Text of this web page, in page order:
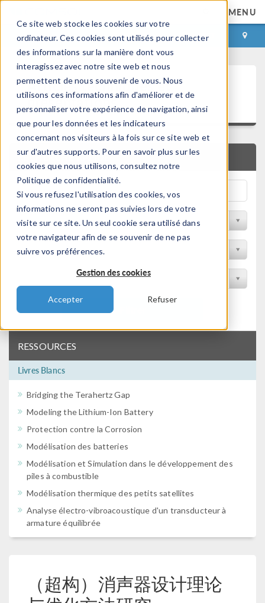
Ce site web stocke les cookies sur votre
ordinateur. Ces cookies sont utilisés pour collecter
des informations sur la manière dont vous
interagissez avec notre site web et nous
permettent de nous souvenir de vous. Nous
utilisons ces informations afin d'améliorer et de
personnaliser votre expérience de navigation, ainsi
que pour les données et les indicateurs
concernant nos visiteurs à la fois sur ce site web et
sur d'autres supports. Pour en savoir plus sur les
cookies que nous utilisons, consultez notre
Politique de confidentialité.
Si vous refusez l'utilisation des cookies, vos
informations ne seront pas suivies lors de votre
visite sur ce site. Un seul cookie sera utilisé dans
votre navigateur afin de se souvenir de ne pas
suivre vos préférences.
Gestion des cookies
Accepter Refuser
MENU
CONNEXION CONTACT
Articles techniques et
présentations
RECHERCHE RAPIDE
Filtrer par domaine physique
Filtrer par Industrie
Filtrer par conférence
RESSOURCES
Livres Blancs
Bridging the Terahertz Gap
Modeling the Lithium-Ion Battery
Protection contre la Corrosion
Modélisation des batteries
Modélisation et Simulation dans le développement des
piles à combustible
Modélisation thermique des petits satellites
Analyse électro-vibroacoustique d'un transducteur à
armature équilibrée
（超构）消声器设计理论